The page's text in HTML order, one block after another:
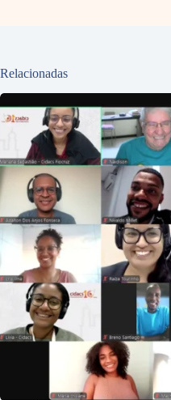
Relacionadas